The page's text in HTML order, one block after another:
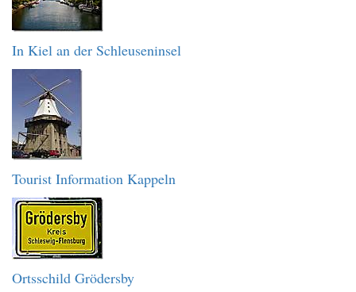
In Kiel an der Schleuseninsel
Tourist Information Kappeln
Ortsschild Grödersby